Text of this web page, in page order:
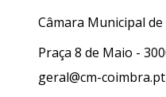
Câmara Municipal
Praça 8 de Maio -
geral@cm-coimbra.pt